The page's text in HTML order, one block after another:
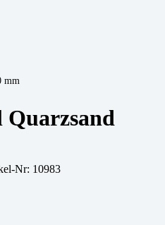
mm
Nr: 10983